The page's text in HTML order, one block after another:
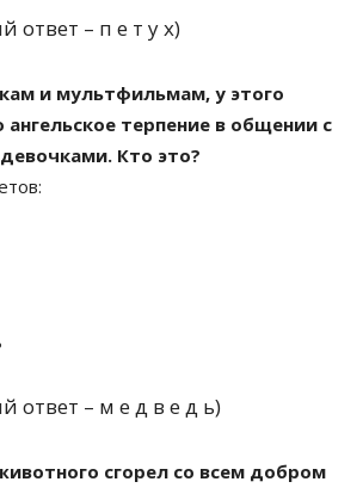
ответ – п е т у х)
и мультфильмам, у этого
ангельское терпение в общении с
Кто это?
ответ – м е д в е д ь)
сгорел со всем добром